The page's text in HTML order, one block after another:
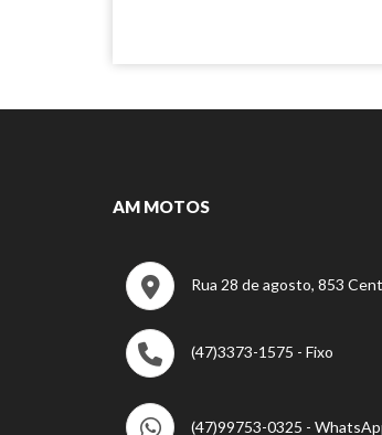
AM MOTOS
Rua 28 de agosto, 853
(47)3373-1575 - Fixo
(47)99753-0325 -